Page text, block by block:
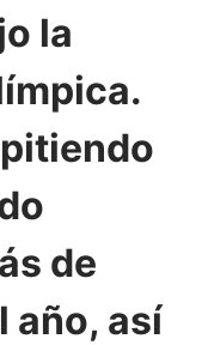
la
de
año, así